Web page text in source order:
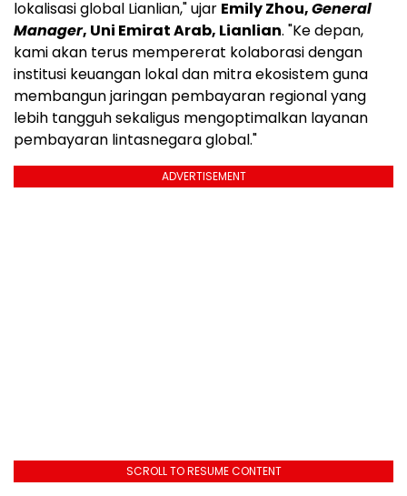
lokalisasi global Lianlian," ujar Emily Zhou,General
Manager, Uni Emirat Arab, Lianlian. "Ke depan,
kami akan terus mempererat kolaborasi dengan
institusi keuangan lokal dan mitra ekosistem guna
membangun jaringan pembayaran regional yang
lebih tangguh sekaligus mengoptimalkan layanan
pembayaran lintasnegara global."
ADVERTISEMENT
SCROLL TO RESUME CONTENT